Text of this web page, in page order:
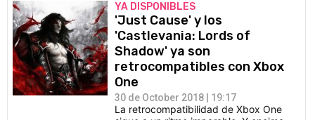
YA DISPONIBLES
'Just Cause' y los
'Castlevania: Lords of
Shadow' ya son
retrocompatibles con Xbox
One
30 de October 2018 | 19:17
La retrocompatibilidad de Xbox One